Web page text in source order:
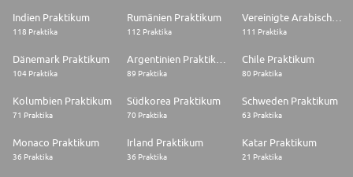
Indien Praktikum
118 Praktika
Rumänien Praktikum
112 Praktika
Vereinigte Arabische Emirate Praktikum
111 Praktika
Dänemark Praktikum
104 Praktika 89 Praktika
Chile Praktikum
80 Praktika
Kolumbien Praktikum
71 Praktika
Südkorea Praktikum
70 Praktika
Schweden Praktikum
63 Praktika
Monaco Praktikum
36 Praktika
Irland Praktikum
36 Praktika
Katar Praktikum
21 Praktika